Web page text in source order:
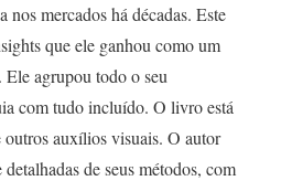
nos mercados há décadas. Este
que ele ganhou como um
Ele agrupou todo o seu
com tudo incluído. O livro está
outros auxílios visuais. O autor
de seus métodos, com